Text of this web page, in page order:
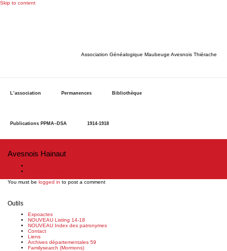
Skip to content
Association Généalogique Maubeuge Avesnois Thiérache
L’association Permanences Bibliothèque
Publications PPMA–DSA 1914-1918
Avesnois Hainaut
You must be logged in to post a comment
Outils
Expoactes
NOUVEAU Listing 14-18
NOUVEAU Index des patronymes
Contact
Liens
Archives départementales 59
Familysearch (Mormons)